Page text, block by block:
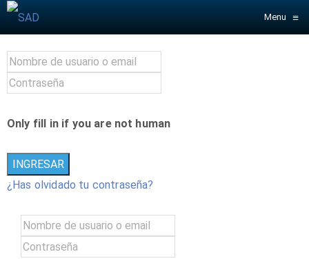
Menu ≡
Only fill in if you are not human
¿Has olvidado tu contraseña?